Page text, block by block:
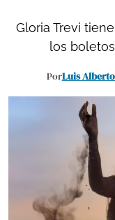
Gloria Trevi
los
PorLuis